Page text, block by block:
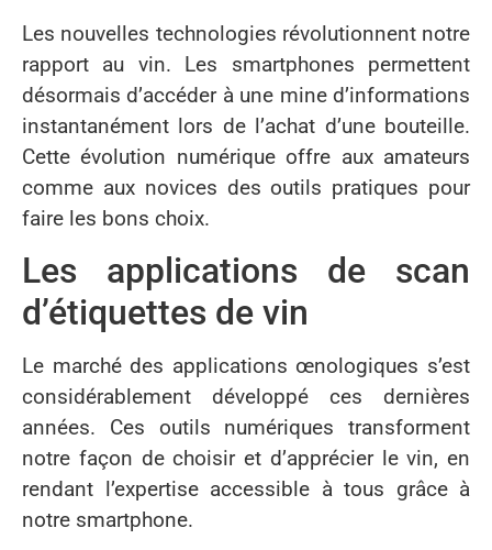
Les nouvelles technologies révolutionnent notre
rapport au vin. Les smartphones permettent
désormais d’accéder à une mine d’informations
instantanément lors de l’achat d’une bouteille.
Cette évolution numérique offre aux amateurs
comme aux novices des outils pratiques pour
faire les bons choix.
Les applications de scan
d’étiquettes de vin
Le marché des applications œnologiques s’est
considérablement développé ces dernières
années. Ces outils numériques transforment
notre façon de choisir et d’apprécier le vin, en
rendant l’expertise accessible à tous grâce à
notre smartphone.